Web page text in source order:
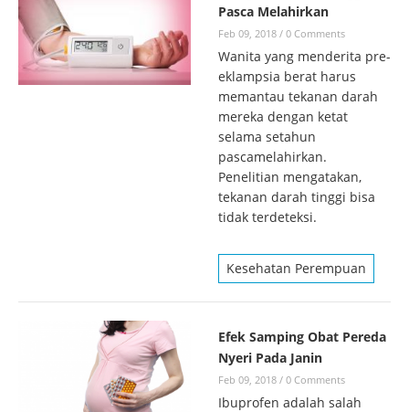
Pasca Melahirkan
Feb 09, 2018 / 0 Comments
Wanita yang menderita pre-
eklampsia berat harus
memantau tekanan darah
mereka dengan ketat
selama setahun
pascamelahirkan.
Penelitian mengatakan,
tekanan darah tinggi bisa
tidak terdeteksi.
Kesehatan Perempuan
Efek Samping Obat Pereda
Nyeri Pada Janin
Feb 09, 2018 / 0 Comments
Ibuprofen adalah salah